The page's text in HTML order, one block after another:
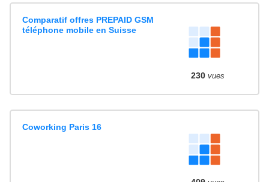
Comparatif offres PREPAID GSM
téléphone mobile en Suisse
230 vues
Coworking Paris 16